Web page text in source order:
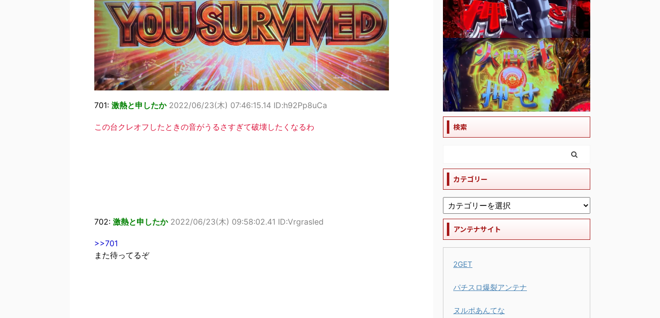
701: 激熱と申したか 2022/06/23(木) 07:46:15.14 ID:h92Pp8uCa
この台クレオフしたときの音がうるさすぎて破壊したくなるわ
702: 激熱と申したか 2022/06/23(木) 09:58:02.41 ID:VrgrasIed
>>701
また待ってるぞ
検索
カテゴリー
アンテナサイト
2GET
パチスロ爆裂アンテナ
ヌルポあんてな